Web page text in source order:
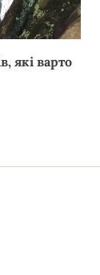
які варто